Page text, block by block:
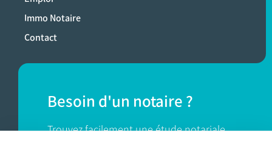
Immo Notaire
Contact
Besoin d'un notaire ?
Trouvez facilement une étude notariale